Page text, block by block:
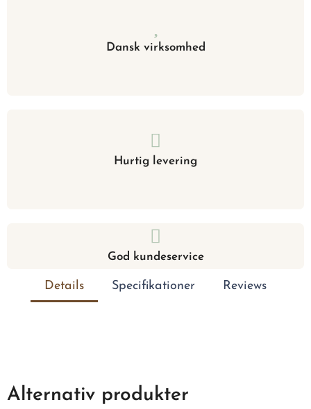
Dansk virksomhed
Hurtig levering
God kundeservice
Details Specifikationer Reviews
Alternativ produkter